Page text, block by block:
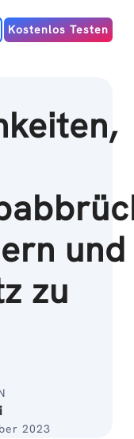
Kostenlos Testen
und
zu
2023